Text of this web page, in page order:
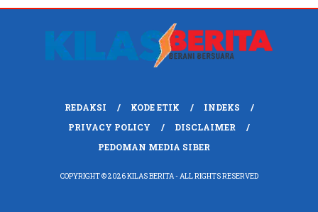
REDAKSI KODE ETIK
INDEKS
PRIVACY POLICY
DISCLAIMER
PEDOMAN MEDIA SIBER
COPYRIGHT © 2026 KILAS BERITA - ALL RIGHTS RESERVED